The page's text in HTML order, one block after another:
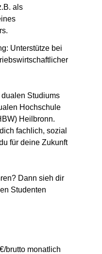
als
Unterstütze bei
Studiums
Hochschule
Heilbronn.
fachlich, sozial
für deine Zukunft
Dann sieh dir
Studenten
brutto monatlich